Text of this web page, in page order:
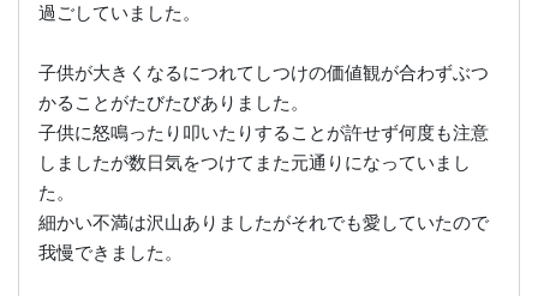
過ごしていました。
子供が大きくなるにつれてしつけの価値観が合わずぶつ
かることがたびたびありました。
子供に怒鳴ったり叩いたりすることが許せず何度も注意
しましたが数日気をつけてまた元通りになっていまし
た。
細かい不満は沢山ありましたがそれでも愛していたので
我慢できました。